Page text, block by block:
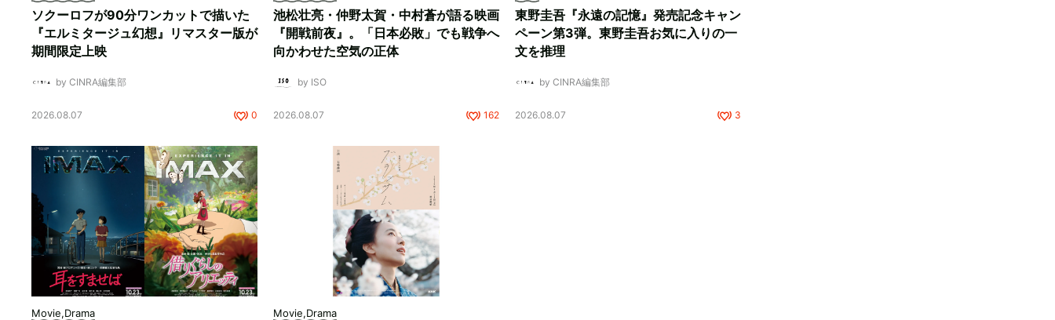
ソクーロフが90分ワンカットで描いた
『エルミタージュ幻想』リマスター版が
期間限定上映
by CINRA編集部
2026.08.07 0
池松壮亮・仲野太賀・中村蒼が語る映画
『開戦前夜』。「日本必敗」でも戦争へ
向かわせた空気の正体
by ISO
2026.08.07 162
東野圭吾『永遠の記憶』発売記念キャン
ペーン第3弾。東野圭吾お気に入りの一
文を推理
by CINRA編集部
2026.08.07 3
Movie,Drama Movie,Drama